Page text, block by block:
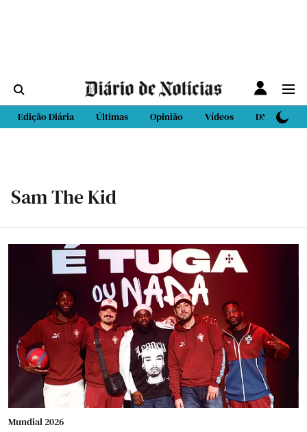
Edição Diária Últimas Opinião Vídeos DN Sport
Sam The Kid
Mundial 2026